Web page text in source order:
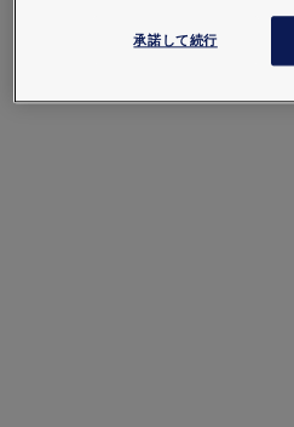
承諾して続行